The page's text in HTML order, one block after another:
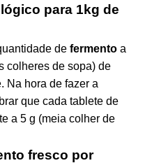
para 1kg de
defermento a
colheres de sopa) de
Na hora de fazer a
que cada tablete de
a 5 g (meia colher de
fresco por